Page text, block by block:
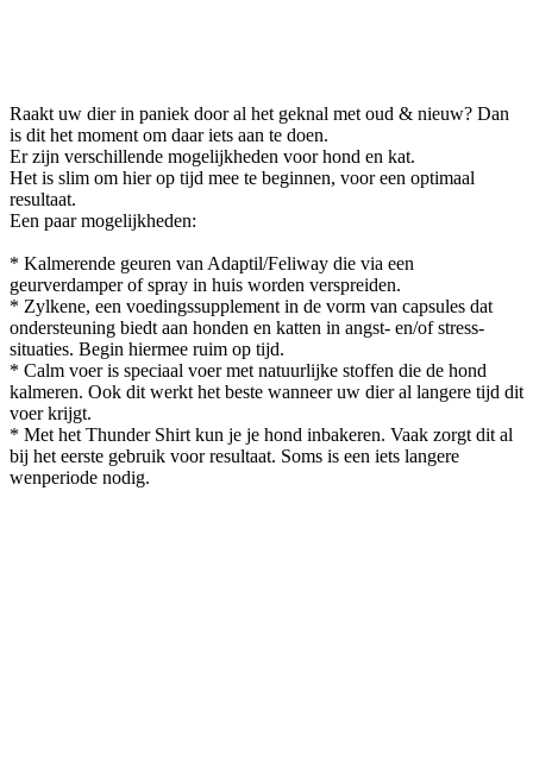
Raakt uw dier in paniek door al het geknal met oud & nieuw? Dan
is dit het moment om daar iets aan te doen.
Er zijn verschillende mogelijkheden voor hond en kat.
Het is slim om hier op tijd mee te beginnen, voor een optimaal
resultaat.
Een paar mogelijkheden:
* Kalmerende geuren van Adaptil/Feliway die via een
geurverdamper of spray in huis worden verspreiden.
* Zylkene, een voedingssupplement in de vorm van capsules dat
ondersteuning biedt aan honden en katten in angst- en/of stress-
situaties. Begin hiermee ruim op tijd.
* Calm voer is speciaal voer met natuurlijke stoffen die de hond
kalmeren. Ook dit werkt het beste wanneer uw dier al langere tijd dit
voer krijgt.
* Met het Thunder Shirt kun je je hond inbakeren. Vaak zorgt dit al
bij het eerste gebruik voor resultaat. Soms is een iets langere
wenperiode nodig.